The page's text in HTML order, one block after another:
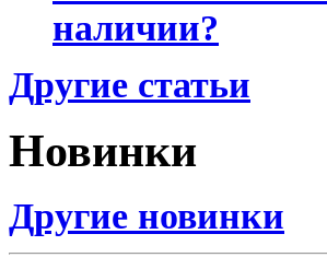
наличии?
Другие статьи
Новинки
Другие новинки